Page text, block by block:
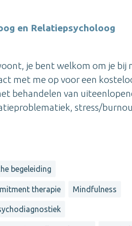
en Relatiepsycholoog
je bent welkom om je bij
met me op voor een
behandelen van
stress/
begeleiding
therapie Mindfulness